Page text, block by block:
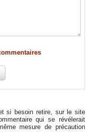
si besoin retire, sur le site
qui se révélerait
mesure de précaution